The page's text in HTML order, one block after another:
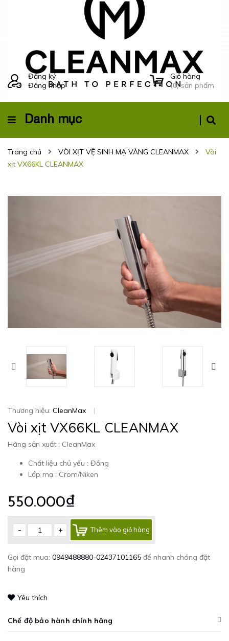
Đăng ký
Đăng nhập
Giỏ hàng
(0) sản phẩm
Danh mục
Trang chủ VÒI XỊT VỆ SINH MẠ VÀNG CLEANMAX
Vòi
xịt VX66KL CLEANMAX
Thương hiệu: CleanMax |
Vòi xịt VX66KL CLEANMAX
Hãng sản xuất : CleanMax
Chất liệu chủ yếu : Đồng
Lớp mạ : Crom/Niken
550.000₫
- + Thêm vào giỏ hàng
Gọi đặt mua: 0949488880-02437101165 để nhanh chóng đặt
hàng
Yêu thích
Chế độ bảo hành chính hãng